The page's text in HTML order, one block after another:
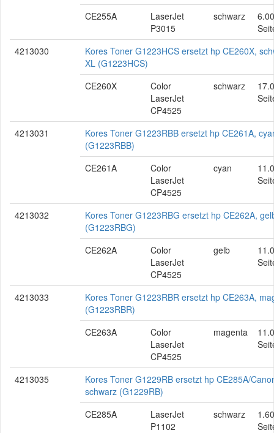
CE255A
LaserJet
P3015
schwarz
4213030
Kores Toner G1223HCS ersetzt hp CE260X,
XL (G1223HCS)
CE260X
Color
LaserJet
CP4525
schwarz
4213031
Kores Toner G1223RBB ersetzt hp CE261A,
(G1223RBB)
CE261A
Color
LaserJet
CP4525
cyan
4213032
Kores Toner G1223RBG ersetzt hp CE262A,
(G1223RBG)
CE262A
Color
LaserJet
CP4525
gelb
4213033
Kores Toner G1223RBR ersetzt hp CE263A,
(G1223RBR)
CE263A
Color
LaserJet
CP4525
magenta
4213035
Kores Toner G1229RB ersetzt hp CE285A/
schwarz (G1229RB)
CE285A
LaserJet
P1102
schwarz